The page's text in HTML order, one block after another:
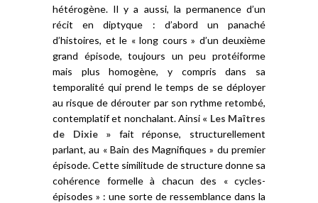
hétérogène. Il y a aussi, la permanence d’un
récit en diptyque : d’abord un panaché
d’histoires, et le « long cours » d’un deuxième
grand épisode, toujours un peu protéiforme
mais plus homogène, y compris dans sa
temporalité qui prend le temps de se déployer
au risque de dérouter par son rythme retombé,
contemplatif et nonchalant. Ainsi « Les Maîtres
de Dixie »
fait réponse, structurellement
parlant, au « Bain des Magnifiques » du premier
épisode. Cette similitude de structure donne sa
cohérence formelle à chacun des « cycles-
épisodes » : une sorte de ressemblance dans la